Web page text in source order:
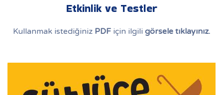
Etkinlik ve Testler
Kullanmak istediğiniz PDF için ilgili görsele tıklayınız.